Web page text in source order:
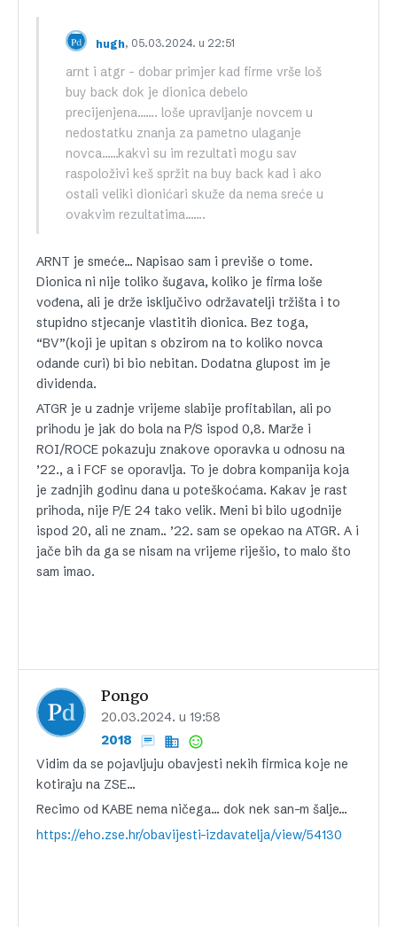
hugh, 05.03.2024. u 22:51
arnt i atgr – dobar primjer kad firme vrše loš
buy back dok je dionica debelo
precijenjena……. loše upravljanje novcem u
nedostatku znanja za pametno ulaganje
novca……kakvi su im rezultati mogu sav
raspoloživi keš spržit na buy back kad i ako
ostali veliki dionićari skuže da nema sreće u
ovakvim rezultatima…….
ARNT je smeće… Napisao sam i previše o tome.
Dionica ni nije toliko šugava, koliko je firma loše
vođena, ali je drže isključivo održavatelji tržišta i to
stupidno stjecanje vlastitih dionica. Bez toga,
“BV”(koji je upitan s obzirom na to koliko novca
odande curi) bi bio nebitan. Dodatna glupost im je
dividenda.
ATGR je u zadnje vrijeme slabije profitabilan, ali po
prihodu je jak do bola na P/S ispod 0,8. Marže i
ROI/ROCE pokazuju znakove oporavka u odnosu na
’22., a i FCF se oporavlja. To je dobra kompanija koja
je zadnjih godinu dana u poteškoćama. Kakav je rast
prihoda, nije P/E 24 tako velik. Meni bi bilo ugodnije
ispod 20, ali ne znam.. ’22. sam se opekao na ATGR. A i
jače bih da ga se nisam na vrijeme riješio, to malo što
sam imao.
Pongo
20.03.2024. u 19:58
2018
Vidim da se pojavljuju obavjesti nekih firmica koje ne
kotiraju na ZSE…
Recimo od KABE nema ničega… dok nek san-m šalje…
https://eho.zse.hr/obavijesti-izdavatelja/view/54130